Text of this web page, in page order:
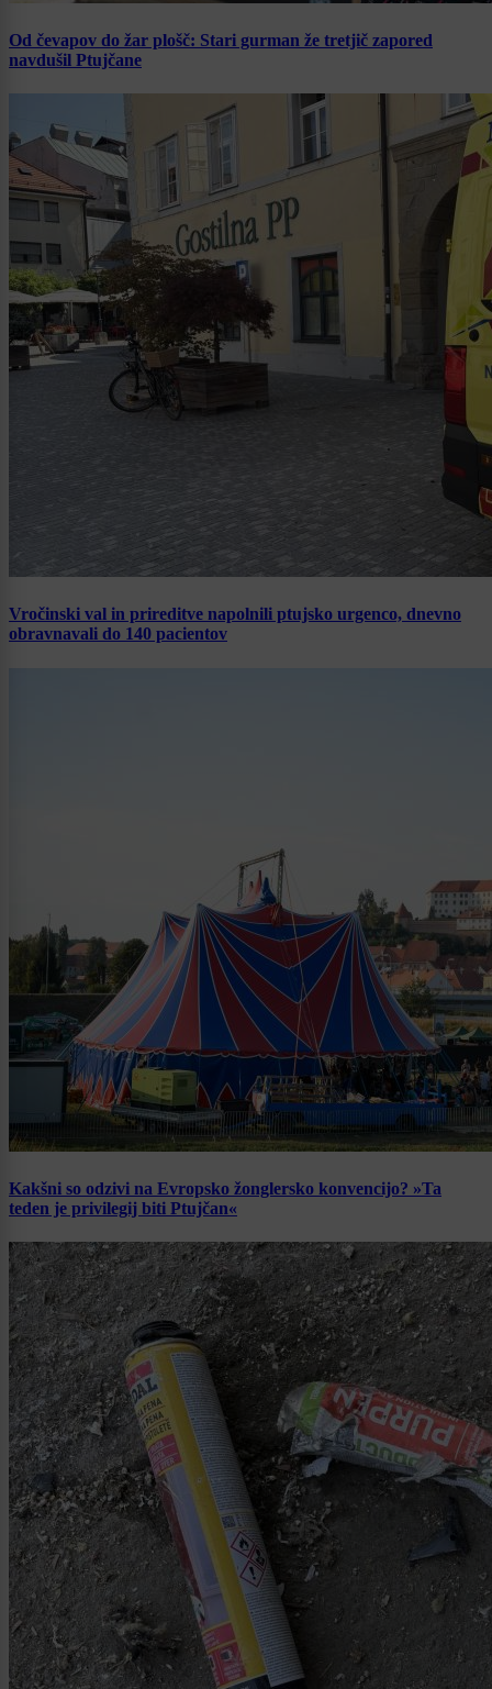
Od čevapov do žar plošč: Stari gurman že tretjič zapored
navdušil Ptujčane
Vročinski val in prireditve napolnili ptujsko urgenco, dnevno
obravnavali do 140 pacientov
Kakšni so odzivi na Evropsko žonglersko konvencijo? »Ta
teden je privilegij biti Ptujčan«